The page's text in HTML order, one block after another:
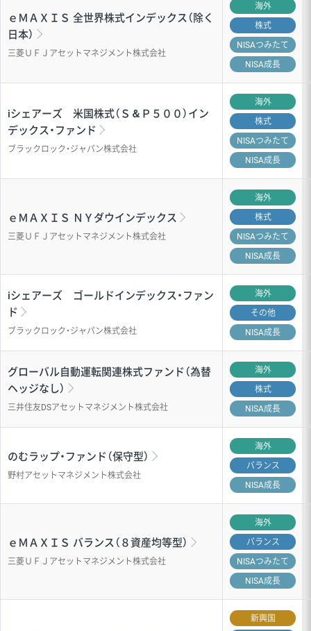
ｅＭＡＸＩＳ 全世界株式インデックス（除く
日本）
三菱ＵＦＪアセットマネジメント株式会社
海外
株式
NISAつみたて
NISA成長
iシェアーズ 米国株式（Ｓ＆Ｐ５００）イン
デックス・ファンド
ブラックロック・ジャパン株式会社
海外
株式
NISAつみたて
NISA成長
ｅＭＡＸＩＳ ＮＹダウインデックス
三菱ＵＦＪアセットマネジメント株式会社
海外
株式
NISAつみたて
NISA成長
iシェアーズ ゴールドインデックス・ファン
ド
ブラックロック・ジャパン株式会社
海外
その他
NISA成長
グローバル自動運転関連株式ファンド（為替
ヘッジなし）
三井住友DSアセットマネジメント株式会社
海外
株式
NISA成長
のむラップ・ファンド（保守型）
野村アセットマネジメント株式会社
海外
バランス
NISA成長
ｅＭＡＸＩＳ バランス（８資産均等型）
三菱ＵＦＪアセットマネジメント株式会社
海外
バランス
NISAつみたて
NISA成長
新興国